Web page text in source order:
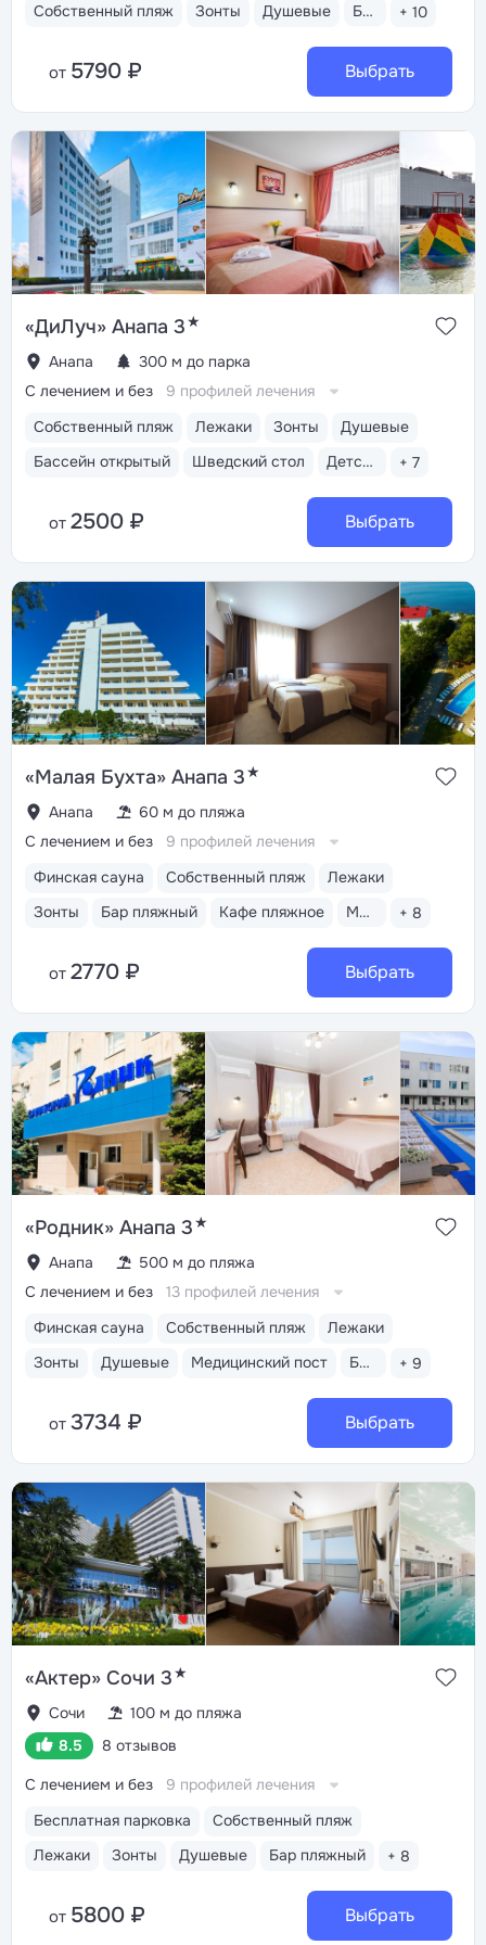
Собственный пляж
Зонты Душевые Бар пляжный + 10
от 5790 ₽ Выбрать
«ДиЛуч» Анапа 3★
Анапа 300 м до парка
Собственный пляж Лежаки Зонты
Душевые
Бассейн открытый
Шведский стол Детская комната + 7
С лечением и без 9 профилей лечения
от 2500 ₽ Выбрать
«Малая Бухта» Анапа 3★
Анапа 60 м до пляжа
Финская сауна Собственный пляж
Лежаки
Зонты
Бар пляжный Кафе пляжное Медицинский пост + 8
С лечением и без 9 профилей лечения
от 2770 ₽ Выбрать
«Родник» Анапа 3★
Анапа 500 м до пляжа
Финская сауна Собственный пляж
Лежаки
Зонты
Душевые Медицинский пост Бассейн открытый + 9
С лечением и без 13 профилей лечения
от 3734 ₽ Выбрать
«Актер» Сочи 3★
Сочи
100 м до пляжа
8.5
8 отзывов
Бесплатная парковка
Собственный пляж
Лежаки
Зонты Душевые Бар пляжный + 8
С лечением и без 9 профилей лечения
от 5800 ₽ Выбрать